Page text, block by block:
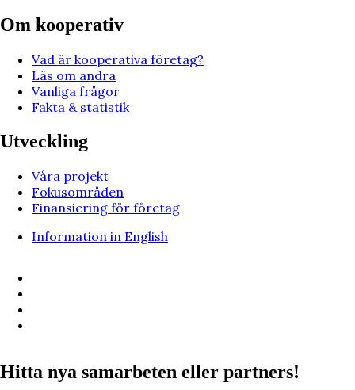
Om kooperativ
Vad är kooperativa företag?
Läs om andra
Vanliga frågor
Fakta & statistik
Utveckling
Våra projekt
Fokusområden
Finansiering för företag
Information in English
Hitta nya samarbeten eller partners!